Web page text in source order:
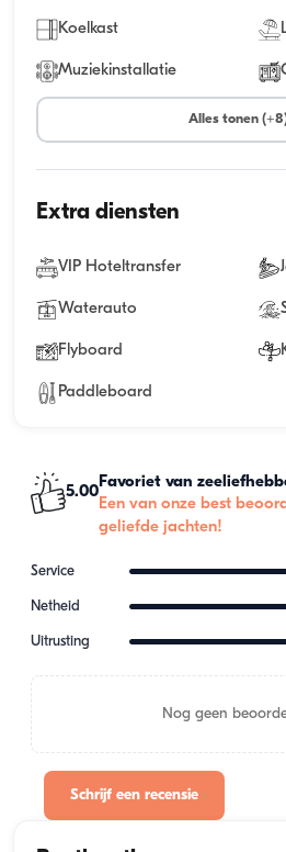
Koelkast
Muziekinstallatie
Alles tonen
Extra diensten
VIP Hoteltransfer
Waterauto
Flyboard
Paddleboard
5.00
Favoriet van
Een van onze best
geliefde jachten!
Service
Netheid
Uitrusting
Nog geen
Schrijf een recensie